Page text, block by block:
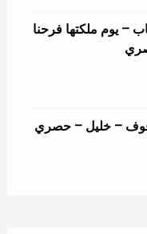
– يوم ملكتها فرحنا
– خليل – حصري